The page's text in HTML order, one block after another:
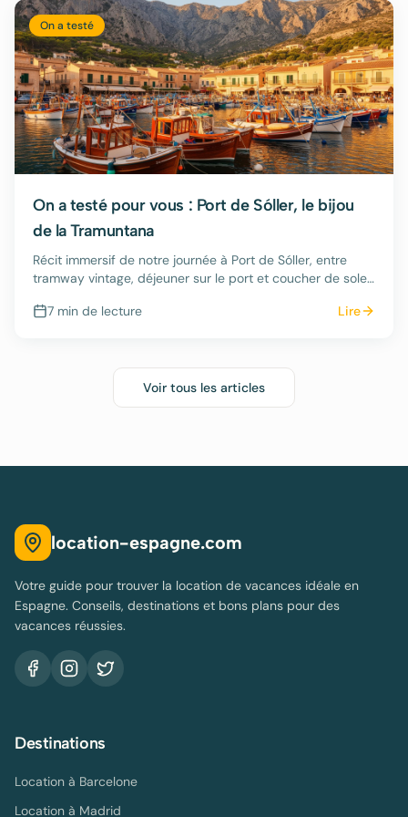
On a testé
On a testé pour vous : Port de Sóller, le bijou
de la Tramuntana
Récit immersif de notre journée à Port de Sóller, entre
tramway vintage, déjeuner sur le port et coucher de soleil
7 min de lecture Lire
Voir tous les articles
location-espagne.com
Votre guide pour trouver la location de vacances idéale en
Espagne. Conseils, destinations et bons plans pour des
vacances réussies.
Destinations
Location à Barcelone
Location à Madrid